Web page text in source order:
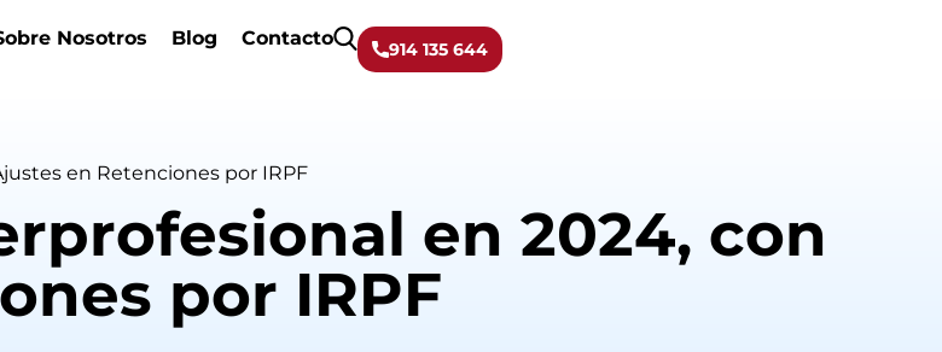
Nosotros Blog Contacto 914 135 644
en Retenciones por IRPF
en 2024, con
por IRPF